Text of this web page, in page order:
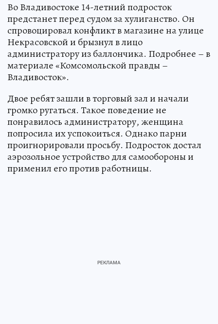
Во Владивостоке 14-летний подросток
предстанет перед судом за хулиганство. Он
спровоцировал конфликт в магазине на улице
Некрасовской и брызнул в лицо
администратору из баллончика. Подробнее – в
материале «Комсомольской правды –
Владивосток».
Двое ребят зашли в торговый зал и начали
громко ругаться. Такое поведение не
понравилось администратору, женщина
попросила их успокоиться. Однако парни
проигнорировали просьбу. Подросток достал
аэрозольное устройство для самообороны и
применил его против работницы.